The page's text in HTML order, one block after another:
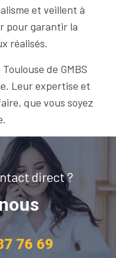
et veillent à
pour garantir la
réalisés.
de GMBS
Leur expertise et
que vous soyez
direct ?
76 69